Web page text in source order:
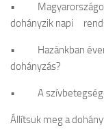
• Magyarországon
dohányzik napi
• Hazánkban
dohányzás?
• A szívbetegségek
Állítsuk meg a